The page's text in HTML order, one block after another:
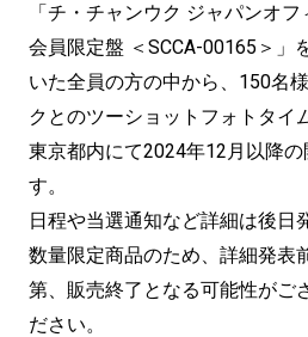
「チ・チャンウク ジャパンオ
会員限定盤 ＜SCCA-00165＞」
いた全員の方の中から、150名
クとのツーショットフォトタイ
東京都内にて2024年12月以降
す。
日程や当選通知など詳細は後日
数量限定商品のため、詳細発表
第、販売終了となる可能性がご
ださい。